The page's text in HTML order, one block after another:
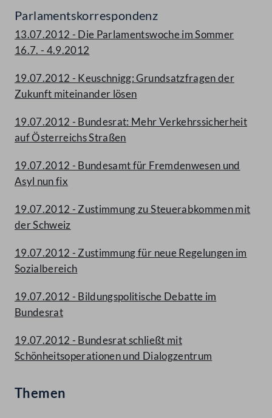
Parlamentskorrespondenz
13.07.2012 - Die Parlamentswoche im Sommer
16.7. - 4.9.2012
19.07.2012 - Keuschnigg: Grundsatzfragen der
Zukunft miteinander lösen
19.07.2012 - Bundesrat: Mehr Verkehrssicherheit
auf Österreichs Straßen
19.07.2012 - Bundesamt für Fremdenwesen und
Asyl nun fix
19.07.2012 - Zustimmung zu Steuerabkommen mit
der Schweiz
19.07.2012 - Zustimmung für neue Regelungen im
Sozialbereich
19.07.2012 - Bildungspolitische Debatte im
Bundesrat
19.07.2012 - Bundesrat schließt mit
Schönheitsoperationen und Dialogzentrum
Themen